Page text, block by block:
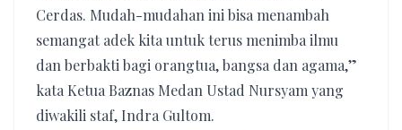
Cerdas. Mudah-mudahan ini bisa menambah
semangat adek kita untuk terus menimba ilmu
dan berbakti bagi orangtua, bangsa dan agama,”
kata Ketua Baznas Medan Ustad Nursyam yang
diwakili staf, Indra Gultom.